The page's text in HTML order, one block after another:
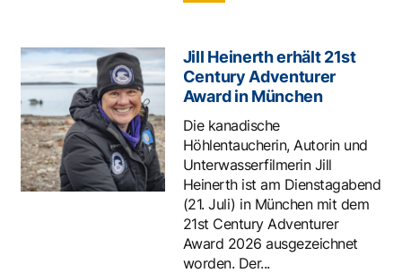
Jill Heinerth erhält 21st
Century Adventurer
Award in München
Die kanadische
Höhlentaucherin, Autorin und
Unterwasserfilmerin Jill
Heinerth ist am Dienstagabend
(21. Juli) in München mit dem
21st Century Adventurer
Award 2026 ausgezeichnet
worden. Der...